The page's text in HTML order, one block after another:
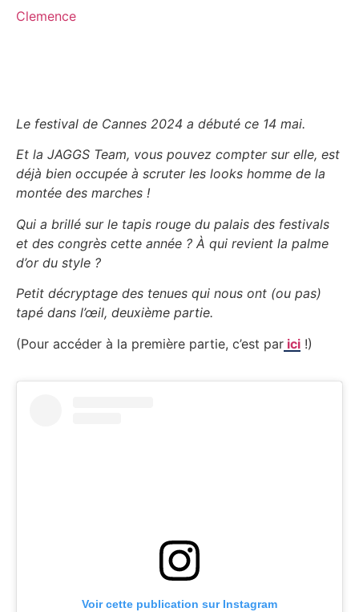
Clemence
Le festival de Cannes 2024 a débuté ce 14 mai.
Et la JAGGS Team, vous pouvez compter sur elle, est
déjà bien occupée à scruter les looks homme de la
montée des marches !
Qui a brillé sur le tapis rouge du palais des festivals
et des congrès cette année ? À qui revient la palme
d’or du style ?
Petit décryptage des tenues qui nous ont (ou pas)
tapé dans l’œil, deuxième partie.
(Pour accéder à la première partie, c’est par ici !)
Voir cette publication sur Instagram